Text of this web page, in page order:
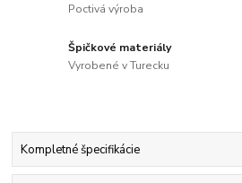
Poctivá výroba
Špičkové materiály
Vyrobené v Turecku
Kompletné špecifikácie